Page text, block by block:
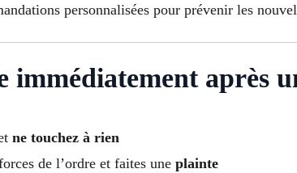
personnalisées pour prévenir les
immédiatement après
ne touchez à rien
de l’ordre et faites une plainte